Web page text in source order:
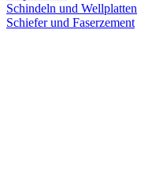
Schindeln und Wellplatten
Schiefer und Faserzement